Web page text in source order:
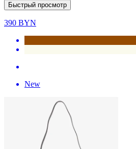
Быстрый просмотр
390 BYN
New